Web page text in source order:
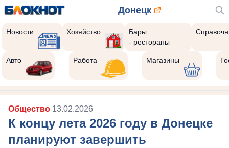
Донецк
Новости Хозяйство
Бары
- рестораны
Авто Работа Магазины
Общество 13.02.2026
К концу лета 2026 году в Донецке
планируют завершить